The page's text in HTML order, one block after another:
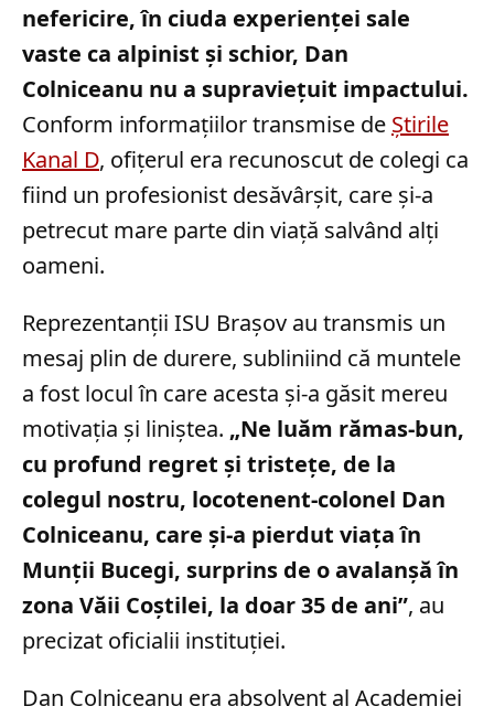
nefericire, în ciuda experienței sale
vaste ca alpinist și schior, Dan
Colniceanu nu a supraviețuit impactului.
Conform informațiilor transmise de Știrile
Kanal D, ofițerul era recunoscut de colegi ca
fiind un profesionist desăvârșit, care și-a
petrecut mare parte din viață salvând alți
oameni.
Reprezentanții ISU Brașov au transmis un
mesaj plin de durere, subliniind că muntele
a fost locul în care acesta și-a găsit mereu
motivația și liniștea. „Ne luăm rămas-bun,
cu profund regret și tristețe, de la
colegul nostru, locotenent-colonel Dan
Colniceanu, care și-a pierdut viața în
Munții Bucegi, surprins de o avalanșă în
zona Văii Coștilei, la doar 35 de ani”, au
precizat oficialii instituției.
Dan Colniceanu era absolvent al Academiei